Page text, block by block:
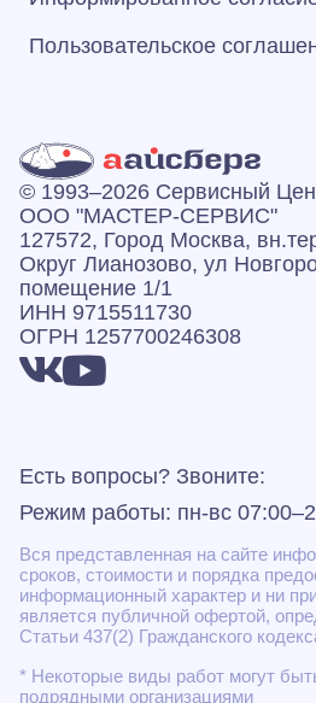
Пользовательское
© 1993–2026 Сервисный
ООО "МАСТЕР-СЕРВИС"
127572, Город Москва,
Округ Лианозово, ул
помещение 1/1
ИНН 9715511730
ОГРН 1257700246308
Есть вопросы? Звоните:
Режим работы: пн-вс
Вся представленная на сайте
сроков, стоимости и порядка
информационный характер и ни
является публичной офертой,
Статьи 437(2) Гражданского
* Некоторые виды работ могут
подрядными организациями